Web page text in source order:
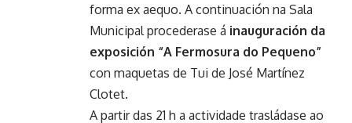
forma ex aequo. A continuación na Sala
Municipal procederase á inauguración da
exposición “A Fermosura do Pequeno”
con maquetas de Tui de José Martínez
Clotet.
A partir das 21 h a actividade trasládase ao